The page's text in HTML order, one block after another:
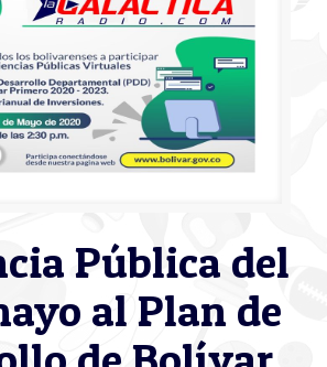
Pública del
al Plan de